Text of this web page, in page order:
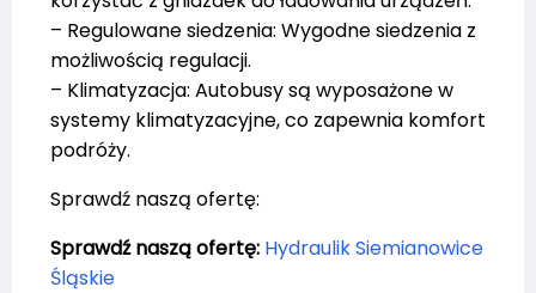
– Regulowane siedzenia: Wygodne siedzenia z
możliwością regulacji.
– Klimatyzacja: Autobusy są wyposażone w
systemy klimatyzacyjne, co zapewnia komfort
podróży.
Sprawdź naszą ofertę:
Sprawdź naszą ofertę: Hydraulik Siemianowice
Śląskie